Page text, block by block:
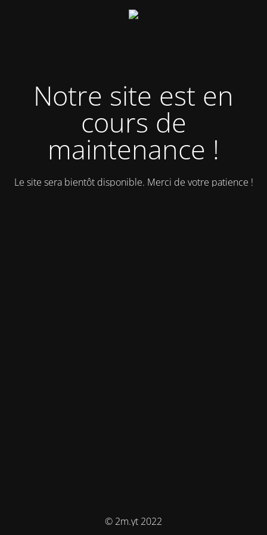
Notre site est en
cours de
maintenance !
Le site sera bientôt disponible. Merci de votre patience !
© 2m.yt 2022